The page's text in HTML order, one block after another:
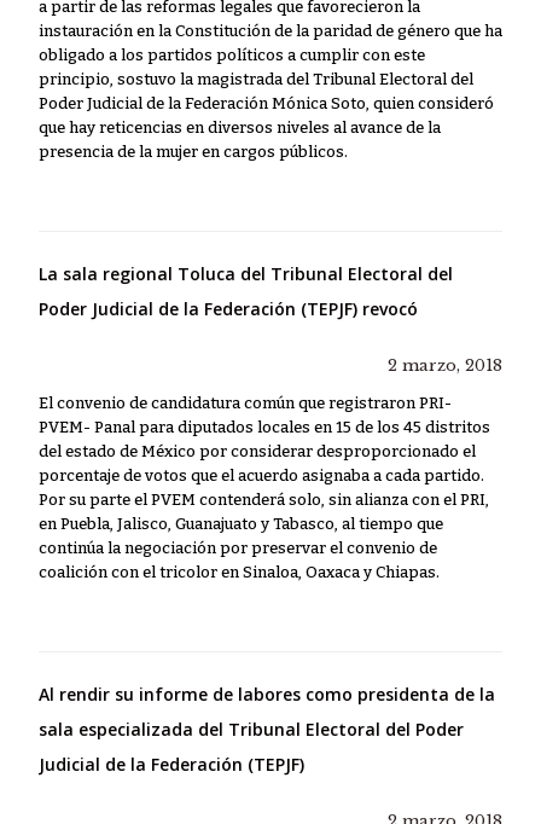
a partir de las reformas legales que favorecieron la
instauración en la Constitución de la paridad de género que ha
obligado a los partidos políticos a cumplir con este
principio, sostuvo la magistrada del Tribunal Electoral del
Poder Judicial de la Federación Mónica Soto, quien consideró
que hay reticencias en diversos niveles al avance de la
presencia de la mujer en cargos públicos.
La sala regional Toluca del Tribunal Electoral del
Poder Judicial de la Federación (TEPJF) revocó
2 marzo, 2018
El convenio de candidatura común que registraron PRI-
PVEM- Panal para diputados locales en 15 de los 45 distritos
del estado de México por considerar desproporcionado el
porcentaje de votos que el acuerdo asignaba a cada partido.
Por su parte el PVEM contenderá solo, sin alianza con el PRI,
en Puebla, Jalisco, Guanajuato y Tabasco, al tiempo que
continúa la negociación por preservar el convenio de
coalición con el tricolor en Sinaloa, Oaxaca y Chiapas.
Al rendir su informe de labores como presidenta de la
sala especializada del Tribunal Electoral del Poder
Judicial de la Federación (TEPJF)